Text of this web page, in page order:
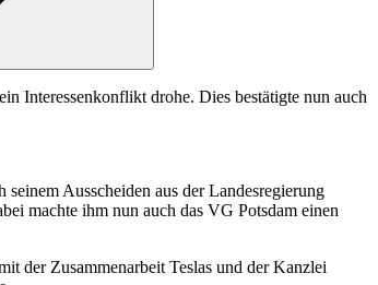
Interessenkonflikt drohe. Dies bestätigte nun auch
Ausscheiden aus der Landesregierung
machte ihm nun auch das VG Potsdam einen
der Zusammenarbeit Teslas und der Kanzlei